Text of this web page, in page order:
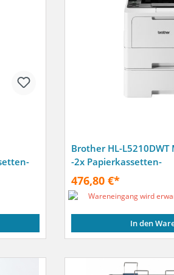
Brother HL-
-2x Papierkassetten-
476,80 €*
Wareneingang wird
In den